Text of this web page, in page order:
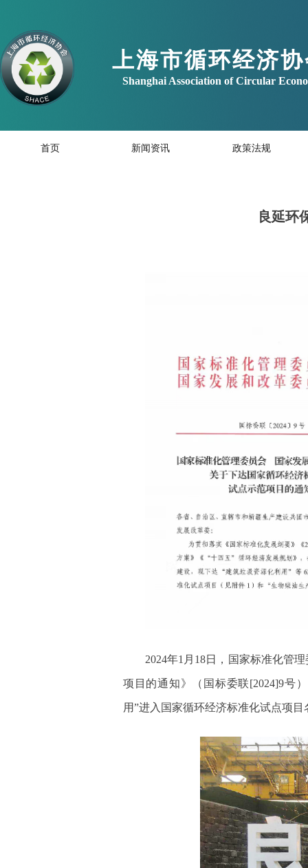
上海市循环经济
Shanghai Association of Circular
首页 新闻资讯 政策法规
良延环
2024年1月18日，国家标准化管
项目的通知》（国标委联[2024]9号
用”进入国家循环经济标准化试点项目